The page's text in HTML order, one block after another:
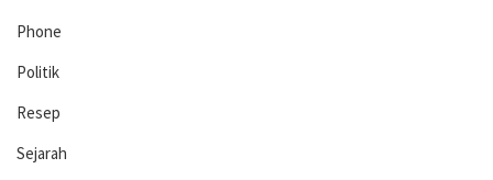
Phone
Politik
Resep
Sejarah